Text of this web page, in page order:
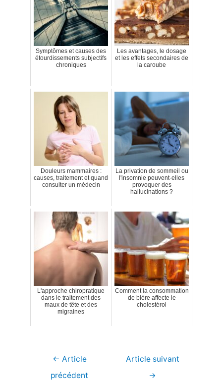
Symptômes et causes des
étourdissements subjectifs
chroniques
Les avantages, le dosage
et les effets secondaires de
la caroube
Douleurs mammaires :
causes, traitement et quand
consulter un médecin
La privation de sommeil ou
l'insomnie peuvent-elles
provoquer des
hallucinations ?
L'approche chiropratique
dans le traitement des
maux de tête et des
migraines
Comment la consommation
de bière affecte le
cholestérol
Navigation
← Article
précédent
Article suivant
→